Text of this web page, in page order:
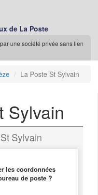
de La Poste
une société privée sans lien
La Poste St Sylvain
Sylvain
Sylvain
les coordonnées
de poste ?